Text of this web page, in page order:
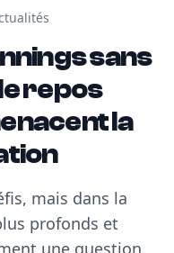
sans
repos
la
mais dans la
profonds et
une question